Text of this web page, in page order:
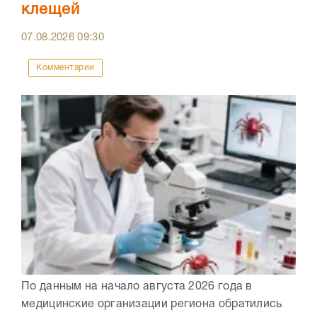
клещей
07.08.202609:30
Комментарии
По данным на начало августа 2026 года в
медицинские организации региона обратились